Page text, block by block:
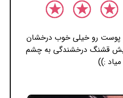
پوست رو خیلی خوب درخشان
قشنگ درخشندگی به چشم
میاد :))